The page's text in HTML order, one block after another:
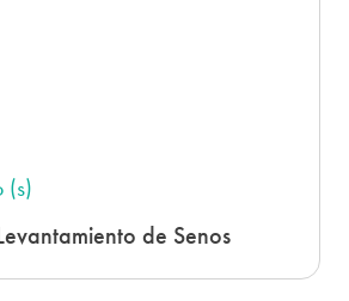
(s)
de Senos